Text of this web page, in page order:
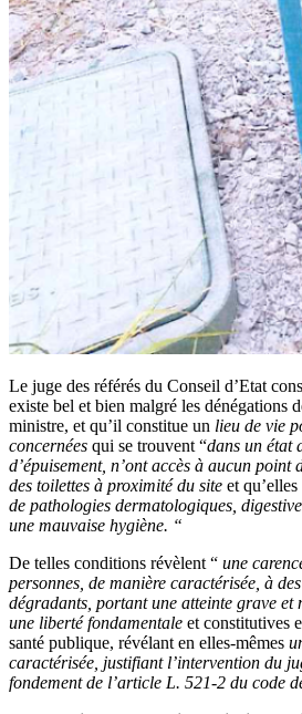
Le juge des référés du Conseil d’Etat
existe bel et bien malgré les dénégations
ministre, et qu’il constitue un lieu de vie
concernées qui se trouvent “dans un état
d’épuisement, n’ont accès à aucun point
des toilettes à proximité du site et qu’elles
de pathologies dermatologiques,
une mauvaise hygiène. “
De telles conditions révèlent “ une
personnes, de manière caractérisée, à
dégradants, portant une atteinte grave et
une liberté fondamentale et constitutives
santé publique, révélant en elles-mêmes
caractérisée, justifiant l’intervention du
fondement de l’article L. 521-2 du code